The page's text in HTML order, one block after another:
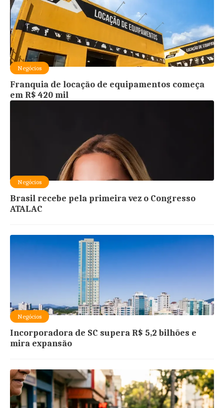
Negócios
Franquia de locação de equipamentos começa
em R$ 420 mil
Negócios
Brasil recebe pela primeira vez o Congresso
ATALAC
Negócios
Incorporadora de SC supera R$ 5,2 bilhões e
mira expansão